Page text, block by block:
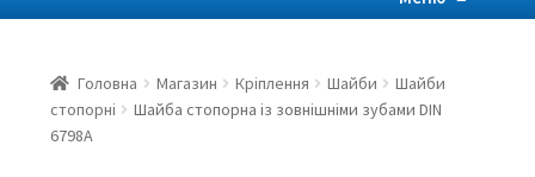
Головна Магазин Кріплення Шайби
Шайби
стопорні
Шайба стопорна із зовнішніми зубами DIN
6798A